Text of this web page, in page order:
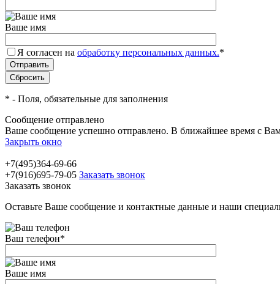
Ваше имя
Я согласен на обработку персональных данных.*
* - Поля, обязательные для заполнения
Сообщение отправлено
Ваше сообщение успешно отправлено. В ближайшее время с
Закрыть окно
+7(495)364-69-66
+7(916)695-79-05 Заказать звонок
Заказать звонок
Оставьте Ваше сообщение и контактные данные и наши
Ваш телефон*
Ваше имя